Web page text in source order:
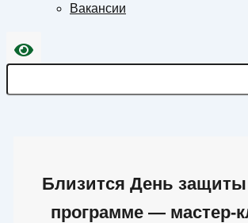
Вакансии
Близится День
программе — мастер-